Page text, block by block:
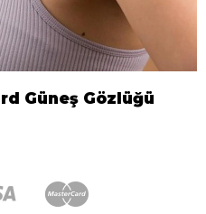
Güneş Gözlüğü